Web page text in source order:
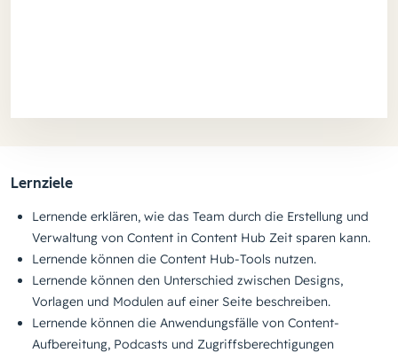
Lernziele
Lernende erklären, wie das Team durch die Erstellung und
Verwaltung von Content in Content Hub Zeit sparen kann.
Lernende können die Content Hub-Tools nutzen.
Lernende können den Unterschied zwischen Designs,
Vorlagen und Modulen auf einer Seite beschreiben.
Lernende können die Anwendungsfälle von Content-
Aufbereitung, Podcasts und Zugriffsberechtigungen